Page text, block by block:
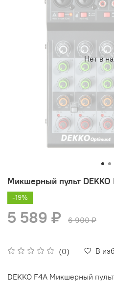
Нет в
Микшерный пульт DEKKO
(0) В
-19%
5 589 ₽ 6 900 ₽
DEKKO F4A Микшерный пульт